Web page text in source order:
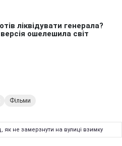
Фільми
як не замерзнути на вулиці взимку